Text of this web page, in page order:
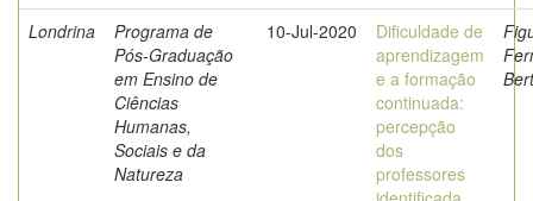
Londrina
Programa de
Pós-Graduação
em Ensino de
Ciências
Humanas,
Sociais e da
Natureza
10-Jul-2020
Dificuldade de
aprendizagem
e a formação
continuada:
percepção
dos
professores